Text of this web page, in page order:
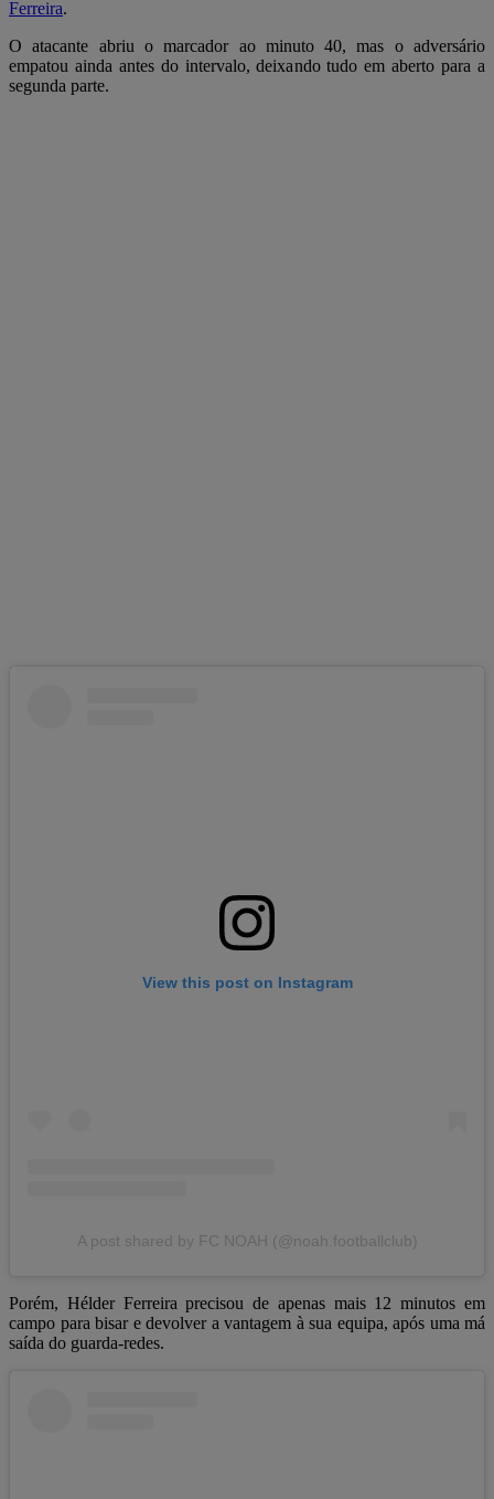
Ferreira.
O atacante abriu o marcador ao minuto 40, mas o adversário
empatou ainda antes do intervalo, deixando tudo em aberto para a
segunda parte.
View this post on Instagram
A post shared by FC NOAH (@noah.footballclub)
Porém, Hélder Ferreira precisou de apenas mais 12 minutos em
campo para bisar e devolver a vantagem à sua equipa, após uma má
saída do guarda-redes.